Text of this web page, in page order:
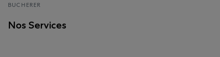
BUCHERER
Nos Services